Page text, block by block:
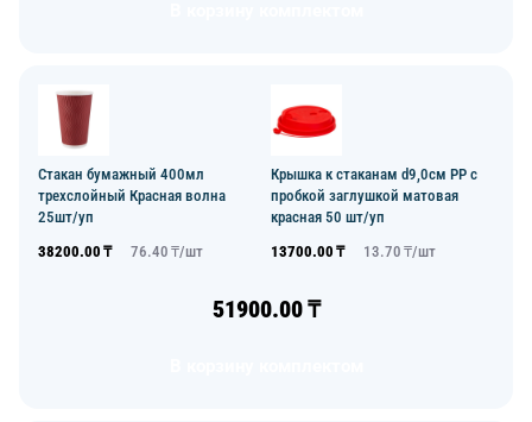
Стакан бумажный 400мл
трехслойный Красная волна
25шт/уп
38200.00 ₸ 76.40 ₸/шт
Крышка к стаканам d9,0см PP с
пробкой заглушкой матовая
красная 50 шт/уп
13700.00 ₸ 13.70 ₸/шт
51900.00₸